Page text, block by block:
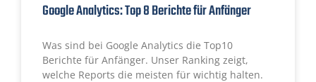
Google Analytics: Top 8 Berichte für Anfänger
Was sind bei Google Analytics die Top10
Berichte für Anfänger. Unser Ranking zeigt,
welche Reports die meisten für wichtig halten.